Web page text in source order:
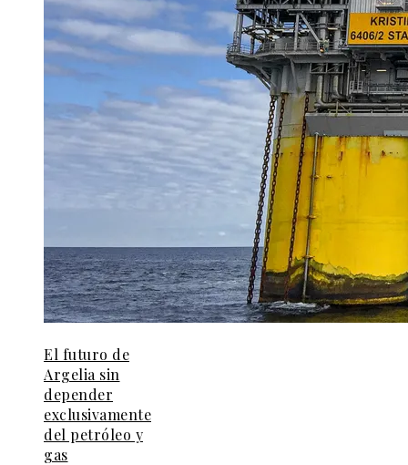
El futuro de
Argelia sin
depender
exclusivamente
del petróleo y
gas